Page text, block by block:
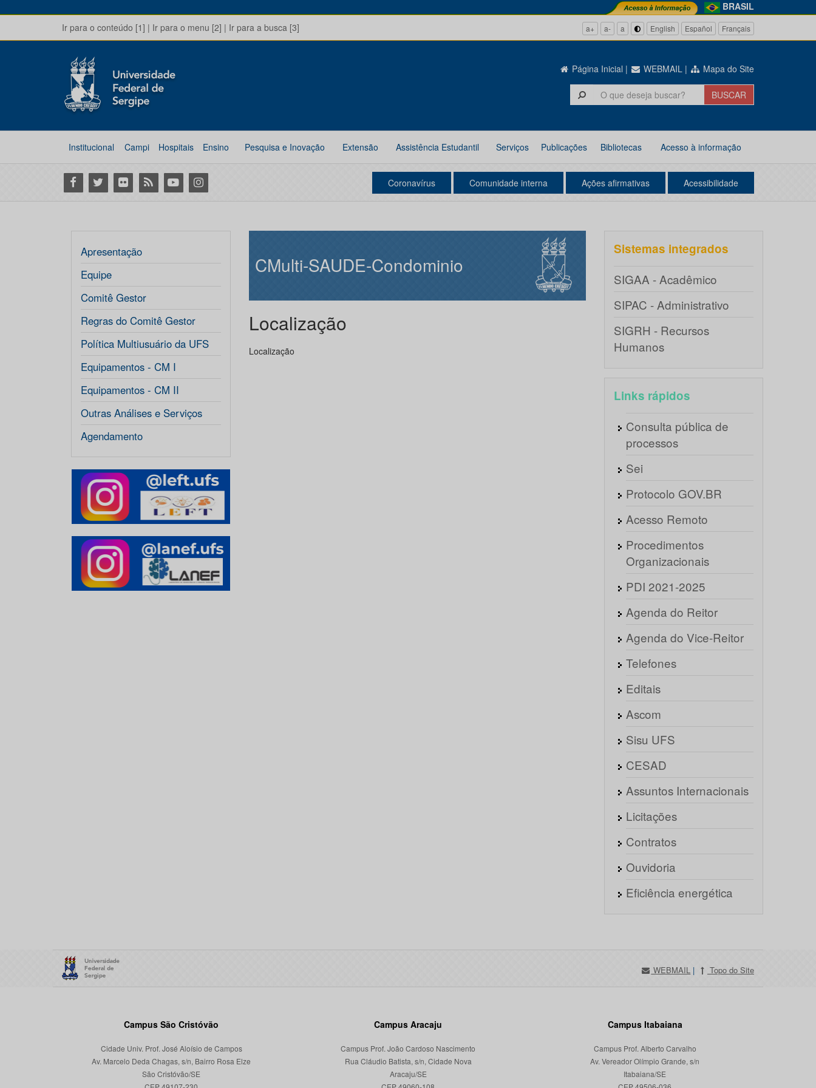
BRASIL
Ir para o conteúdo [1] | Ir para o menu [2] | Ir para a busca [3] a+ a- a English Español Français
Página Inicial | WEBMAIL | Mapa do Site
Institucional Campi Hospitais Ensino Pesquisa e Inovação Extensão Assistência Estudantil Serviços Publicações Bibliotecas Acesso à informação
Facebook
Twitter Flickr RSS YoutubeInstagram Coronavírus Comunidade interna Ações afirmativas Acessibilidade
Apresentação
Equipe
Comitê Gestor
Regras do Comitê Gestor
Política Multiusuário da UFS
Equipamentos - CM I
Equipamentos - CM II
Outras Análises e Serviços
Agendamento
CMulti-SAUDE-Condominio
Localização
Localização
Sistemas integrados
SIGAA - Acadêmico
SIPAC - Administrativo
SIGRH - Recursos
Humanos
Links rápidos
Consulta pública de
processos
Sei
Protocolo GOV.BR
Acesso Remoto
Procedimentos
Organizacionais
PDI 2021-2025
Agenda do Reitor
Agenda do Vice-Reitor
Telefones
Editais
Ascom
Sisu UFS
CESAD
Assuntos Internacionais
Licitações
Contratos
Ouvidoria
Eficiência energética
WEBMAIL | Topo do Site
Campus São Cristóvão
Cidade Univ. Prof. José Aloísio de Campos
Av. Marcelo Deda Chagas, s/n, Bairro Rosa Elze
São Cristóvão/SE
Campus Aracaju
Campus Prof. João Cardoso Nascimento
Rua Cláudio Batista, s/n, Cidade Nova
Aracaju/SE
Campus Itabaiana
Campus Prof. Alberto Carvalho
Av. Vereador Olímpio Grande, s/n
Itabaiana/SE